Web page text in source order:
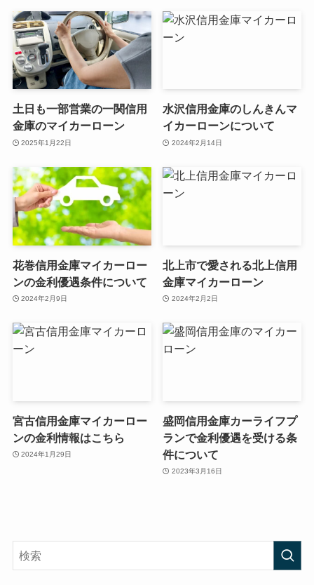
土日も一部営業の一関信用
金庫のマイカーローン
2025年1月22日
水沢信用金庫のしんきんマ
イカーローンについて
2024年2月14日
花巻信用金庫マイカーロー
ンの金利優遇条件について
2024年2月9日
北上市で愛される北上信用
金庫マイカーローン
2024年2月2日
宮古信用金庫マイカーロー
ンの金利情報はこちら
2024年1月29日
盛岡信用金庫カーライフプ
ランで金利優遇を受ける条
件について
2023年3月16日